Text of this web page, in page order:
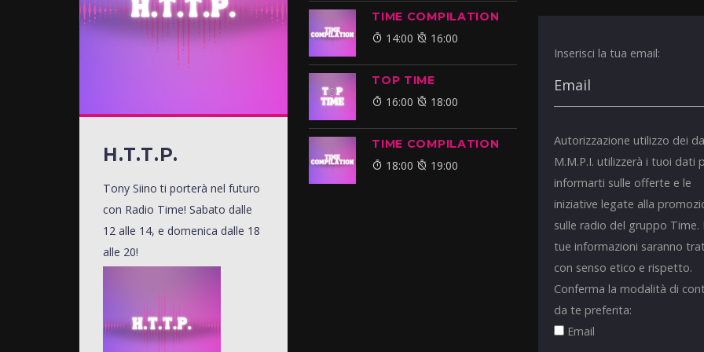
H.T.T.P.
Tony Siino ti porterà nel futuro
con Radio Time! Sabato dalle
12 alle 14, e domenica dalle 18
alle 20!
TIME COMPILATION
14:00 16:00
TOP TIME
16:00 18:00
TIME COMPILATION
18:00 19:00
Inserisci la tua email:
Autorizzazione utilizzo dei
M.M.P.I. utilizzerà i tuoi dati
informarti sulle offerte e le
iniziative legate alla
sulle radio del gruppo Time.
tue informazioni saranno
con senso etico e rispetto.
Conferma la modalità di
da te preferita:
Email